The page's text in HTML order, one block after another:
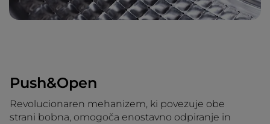
Push&Open
Revolucionaren mehanizem, ki povezuje obe
strani bobna, omogoča enostavno odpiranje in